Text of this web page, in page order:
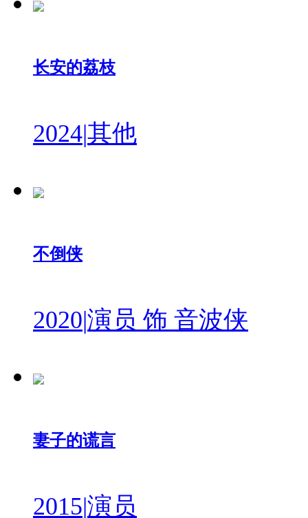
长安的荔枝
2024|其他
不倒侠
2020|演员 饰 音波侠
妻子的谎言
2015|演员